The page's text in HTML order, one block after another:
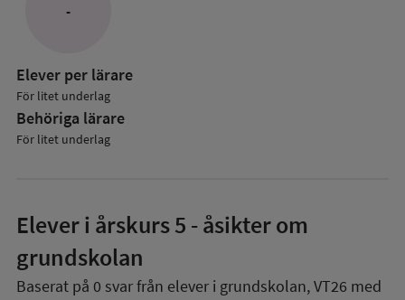
-
Elever per lärare
För litet underlag
Behöriga lärare
För litet underlag
Elever i årskurs 5 - åsikter om
grundskolan
Baserat på 0 svar från elever i grundskolan,VT26 med